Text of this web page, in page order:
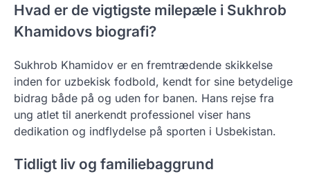
Hvad er de vigtigste milepæle i Sukhrob
Khamidovs biografi?
Sukhrob Khamidov er en fremtrædende skikkelse
inden for uzbekisk fodbold, kendt for sine betydelige
bidrag både på og uden for banen. Hans rejse fra
ung atlet til anerkendt professionel viser hans
dedikation og indflydelse på sporten i Usbekistan.
Tidligt liv og familiebaggrund